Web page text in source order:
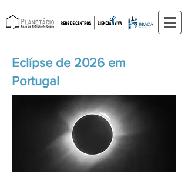
Eclípse de 2026 em
Portugal